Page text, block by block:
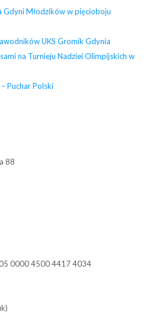
Gdyni Młodzików w pięcioboju
UKS Gromik Gdynia
na Turnieju Nadziei Olimpijskich w
Puchar Polski
88
0000 4500 4417 4034